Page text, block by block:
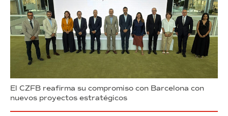
El CZFB reafirma su compromiso con Barcelona con
nuevos proyectos estratégicos